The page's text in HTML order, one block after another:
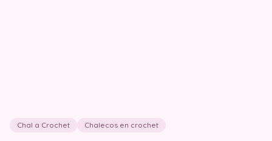
Chal a Crochet Chalecos en crochet